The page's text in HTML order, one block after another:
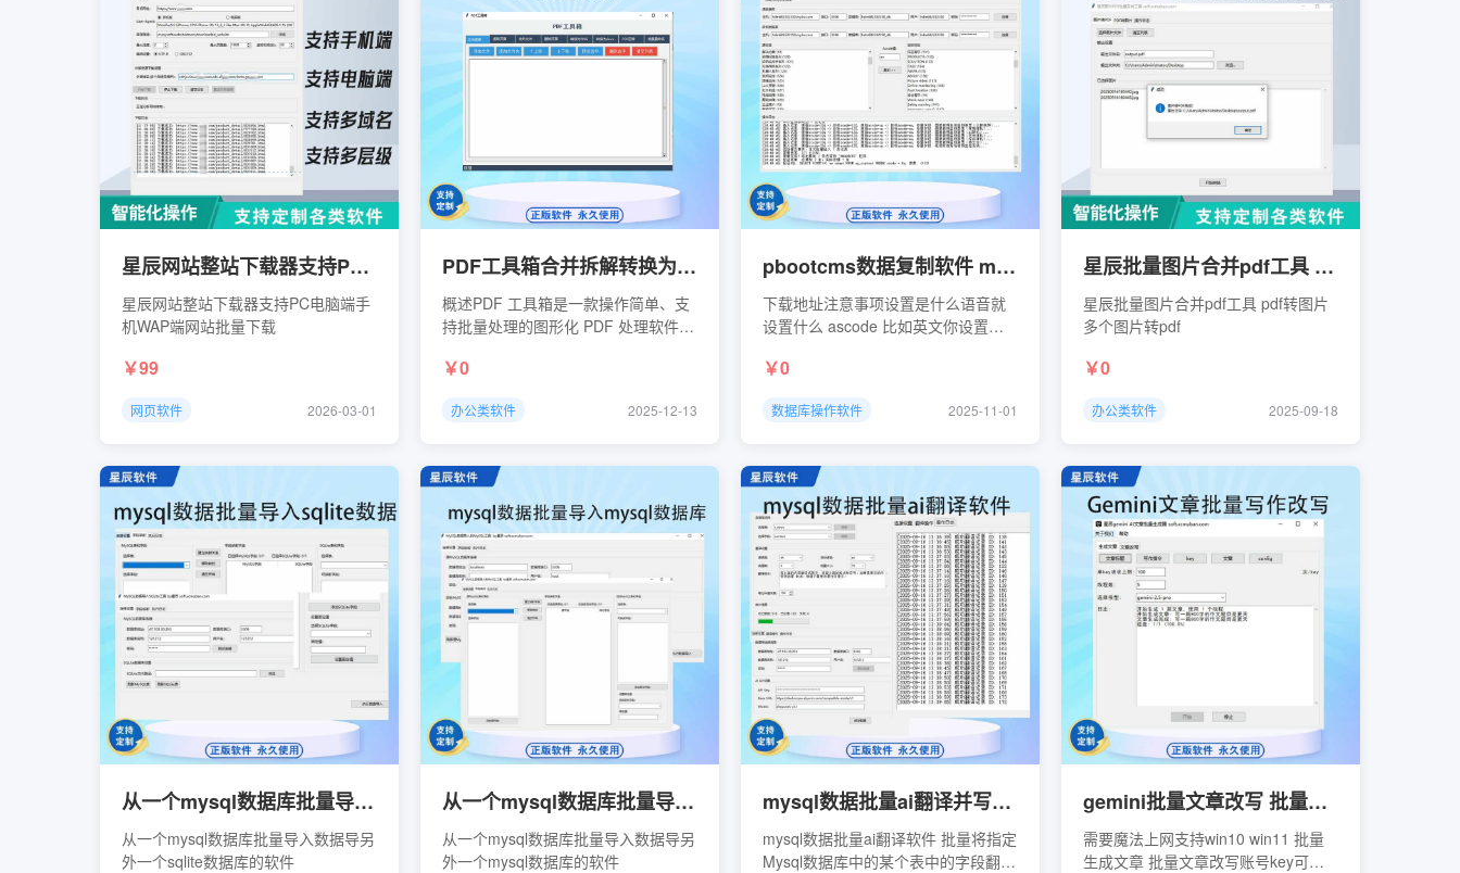
星辰网站整站下载器支持PC电脑端手机WAP端网站批量下载
星辰网站整站下载器支持PC电脑端手
机WAP端网站批量下载
99
网页软件 2026-03-01
PDF工具箱合并拆解转换为图片压缩批量重命名PDF合并
概述PDF 工具箱是一款操作简单、支
持批量处理的图形化 PDF 处理软件，
0
办公类软件 2025-12-13
pbootcms数据复制软件 mysql版本 用于多语言添加
下载地址注意事项设置是什么语音就
设置什么 ascode 比如英文你设置的
https://wwzj.lanzoul.com/iDRAz39t759i
0
数据库操作软件 2025-11-01
星辰批量图片合并pdf工具 pdf转图片 多个图片转pdf
星辰批量图片合并pdf工具 pdf转图片
多个图片转pdf
0
办公类软件 2025-09-18
从一个mysql数据库批量导入数据导另外一个sqlite数据库的软件
从一个mysql数据库批量导入数据导另
外一个sqlite数据库的软件
从一个mysql数据库批量导入数据导另外一个mysql数据库的软件
从一个mysql数据库批量导入数据导另
外一个mysql数据库的软件
mysql数据批量ai翻译并写入软件 网站数据批量翻译成英文 也可以批量按指令处理数据并保存
mysql数据批量ai翻译软件 批量将指定
Mysql数据库中的某个表中的字段翻译
gemini批量文章改写 批量文章生成软件
需要魔法上网支持win10 win11 批量
生成文章 批量文章改写账号key可以